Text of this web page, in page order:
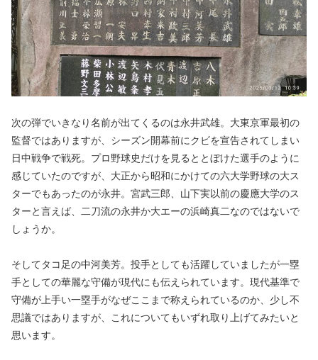
次の弾でいきなり名前が出てくるのは永井武雄。大東京軍最初の
監督ではありますが、シーズン開幕前にクビを宣告されてしまい
日中戦争で戦死。プロ野球史だけを見るととぼけた選手のように
感じていたのですが、大正から昭和にかけての六大学野球の大ス
ターでもあったのが永井。宮武三郎、山下実以前の慶應大学のス
ターと言えば、二刀流の永井か大エーの浜崎真二なのではないで
しょうか。
そしてタコ足の中河美芳。投手としても活躍していましたが一塁
手としての華麗な守備が現代にも伝えられています。現代基準で
守備が上手い一塁手がなぜここまで称えられているのか、少し不
思議ではありますが、これについてもいずれ取り上げてみたいと
思います。